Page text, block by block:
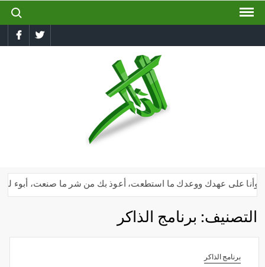
Skip
for:
Twitter
وأنا على عهدك ووعدك ما استطعت، أعوذ بك من شر ما صنعت، أبوء لك
التصنيف: برنامج الذاكر
برنامج الذاكر